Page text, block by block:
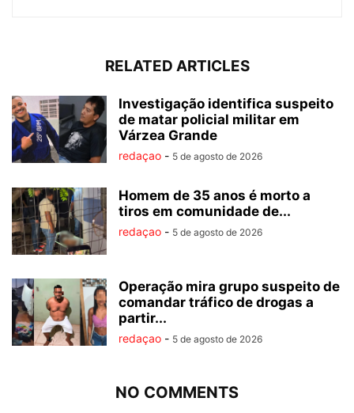
RELATED ARTICLES
Investigação identifica suspeito
de matar policial militar em
Várzea Grande
redaçao - 5 de agosto de 2026
Homem de 35 anos é morto a
tiros em comunidade de...
redaçao - 5 de agosto de 2026
Operação mira grupo suspeito de
comandar tráfico de drogas a
partir...
redaçao - 5 de agosto de 2026
NO COMMENTS